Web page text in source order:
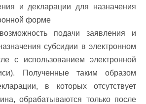
и декларации для назначения
форме
подачи заявления и
субсидии в электронном
с использованием электронной
Полученные таким образом
в которых отсутствует
обрабатываются только после